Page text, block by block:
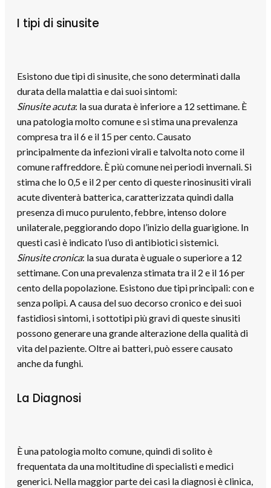
I tipi di sinusite
Esistono due tipi di sinusite, che sono determinati dalla
durata della malattia e dai suoi sintomi:
Sinusite acuta: la sua durata è inferiore a 12 settimane. È
una patologia molto comune e si stima una prevalenza
compresa tra il 6 e il 15 per cento. Causato
principalmente da infezioni virali e talvolta noto come il
comune raffreddore. È più comune nei periodi invernali. Si
stima che lo 0,5 e il 2 per cento di queste rinosinusiti virali
acute diventerà batterica, caratterizzata quindi dalla
presenza di muco purulento, febbre, intenso dolore
unilaterale, peggiorando dopo l’inizio della guarigione. In
questi casi è indicato l’uso di antibiotici sistemici.
Sinusite cronica: la sua durata è uguale o superiore a 12
settimane. Con una prevalenza stimata tra il 2 e il 16 per
cento della popolazione. Esistono due tipi principali: con e
senza polipi. A causa del suo decorso cronico e dei suoi
fastidiosi sintomi, i sottotipi più gravi di queste sinusiti
possono generare una grande alterazione della qualità di
vita del paziente. Oltre ai batteri, può essere causato
anche da funghi.
La Diagnosi
È una patologia molto comune, quindi di solito è
frequentata da una moltitudine di specialisti e medici
generici. Nella maggior parte dei casi la diagnosi è clinica,